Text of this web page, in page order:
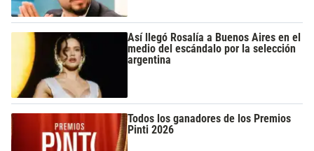
Así llegó Rosalía a Buenos Aires en el
medio del escándalo por la selección
argentina
Todos los ganadores de los Premios
Pinti 2026